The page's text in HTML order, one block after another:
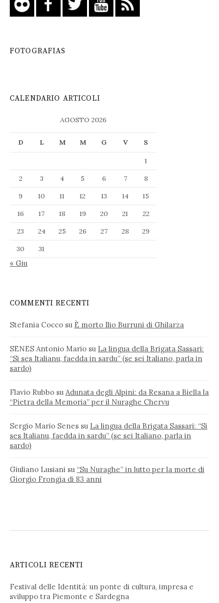
FOTOGRAFIAS
CALENDARIO ARTICOLI
AGOSTO 2026
D L M M G V S
1
2
3 4 5 6 7
8
9
10 11 12 13 14
15
16
17 18 19 20 21
22
23
24 25 26 27 28
29
30
31
« Giu
COMMENTI RECENTI
Stefania Cocco su È morto Ilio Burruni di Ghilarza
SENES Antonio Mario su La lingua della Brigata Sassari:
“Si ses Italianu, faedda in sardu” (se sei Italiano, parla in
sardo)
Flavio Rubbo su Adunata degli Alpini: da Resana a Biella la
“Pietra della Memoria” per il Nuraghe Chervu
Sergio Mario Senes su La lingua della Brigata Sassari: “Si
ses Italianu, faedda in sardu” (se sei Italiano, parla in
sardo)
Giuliano Lusiani su “Su Nuraghe” in lutto per la morte di
Giorgio Frongia di 83 anni
ARTICOLI RECENTI
Festival delle Identità: un ponte di cultura, impresa e
sviluppo tra Piemonte e Sardegna